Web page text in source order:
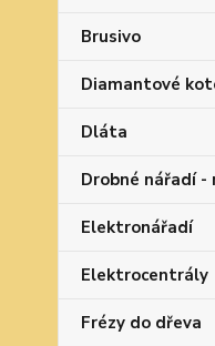
Brusivo
Diamantové
Dláta
Drobné nářadí -
Elektronářadí
Elektrocentrály
Frézy do dřeva